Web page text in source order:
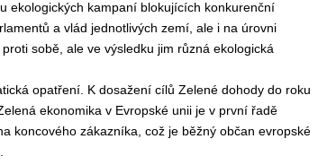
ekologických kampaní blokujících konkurenční
a vlád jednotlivých zemí, ale i na úrovni
sobě, ale ve výsledku jim různá ekologická
opatření. K dosažení cílů Zelené dohody do roku
ekonomika v Evropské unii je v první řadě
koncového zákazníka, což je běžný občan evropské